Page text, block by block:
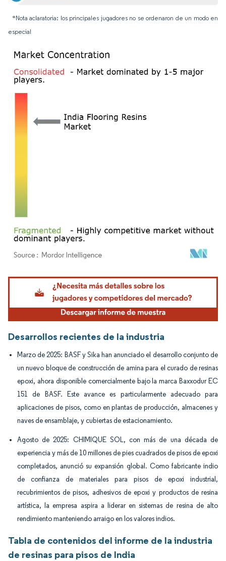
*Nota aclaratoria: los principales jugadores no se ordenaron de un modo en
especial
Imagen © Mordor Intelligence. El uso requiere atribución según CC BY 4.0.
Desarrollos recientes de la industria
Marzo de 2025: BASF y Sika han anunciado el desarrollo conjunto de
un nuevo bloque de construcción de amina para el curado de resinas
epoxi, ahora disponible comercialmente bajo la marca Baxxodur EC
151 de BASF. Este avance es particularmente adecuado para
aplicaciones de pisos, como en plantas de producción, almacenes y
naves de ensamblaje, y cubiertas de estacionamiento.
Agosto de 2025: CHIMIQUE SOL, con más de una década de
experiencia y más de 10 millones de pies cuadrados de pisos de epoxi
completados, anunció su expansión global. Como fabricante indio
de confianza de materiales para pisos de epoxi industrial,
recubrimientos de pisos, adhesivos de epoxi y productos de resina
artística, la empresa aspira a liderar en sistemas de resina de alto
rendimiento manteniendo arraigo en los valores indios.
Tabla de contenidos del informe de la industria
de resinas para pisos de India